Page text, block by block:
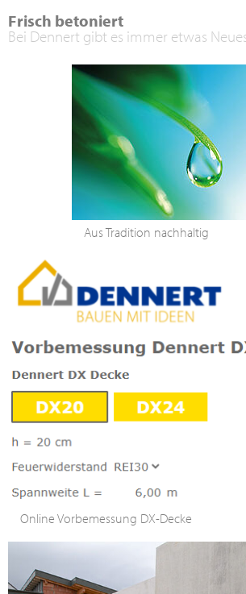
Frisch betoniert
Bei Dennert gibt es immer etwas
Aus Tradition nachhaltig
Online Vorbemessung DX-Decke